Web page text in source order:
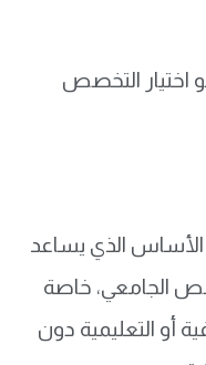
اختيار التخصص
الأساس الذي يساعد
الجامعي، خاصة
أو التعليمية دون